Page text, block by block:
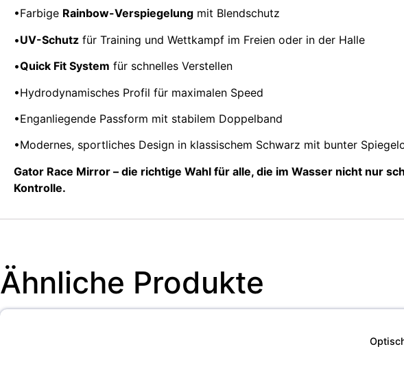
•Farbige Rainbow-Verspiegelung mit Blendschutz
•UV-Schutz für Training und Wettkampf im Freien oder in der Halle
•Quick Fit System für schnelles Verstellen
•Hydrodynamisches Profil für maximalen Speed
•Enganliegende Passform mit stabilem Doppelband
•Modernes, sportliches Design in klassischem Schwarz mit bunter
Gator Race Mirror – die richtige Wahl für alle, die im Wasser nicht nur
Kontrolle.
Ähnliche Produkte